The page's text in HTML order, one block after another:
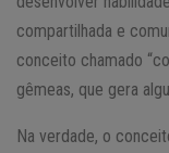
compartilhada e
conceito chamado
gêmeas, que gera
Na verdade, o